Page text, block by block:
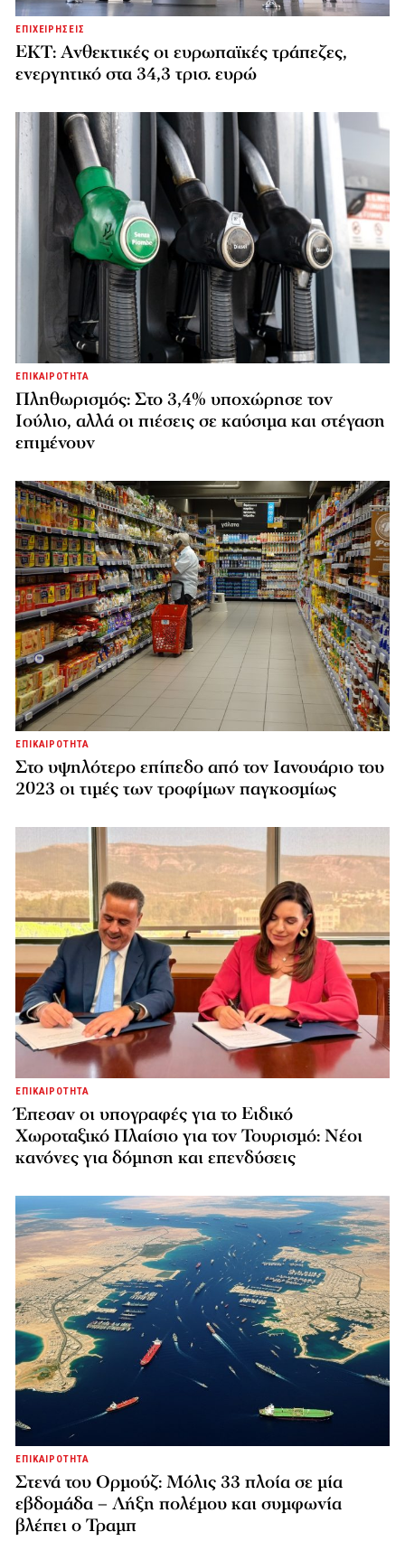
ΕΠΙΧΕΙΡΗΣΕΙΣ
ΕΚΤ: Ανθεκτικές οι ευρωπαϊκές τράπεζες,
ενεργητικό στα 34,3 τρισ. ευρώ
ΕΠΙΚΑΙΡΟΤΗΤΑ
Πληθωρισμός: Στο 3,4% υποχώρησε τον
Ιούλιο, αλλά οι πιέσεις σε καύσιμα και στέγαση
επιμένουν
ΕΠΙΚΑΙΡΟΤΗΤΑ
Στο υψηλότερο επίπεδο από τον Ιανουάριο του
2023 οι τιμές των τροφίμων παγκοσμίως
ΕΠΙΚΑΙΡΟΤΗΤΑ
Έπεσαν οι υπογραφές για το Ειδικό
Χωροταξικό Πλαίσιο για τον Τουρισμό: Νέοι
κανόνες για δόμηση και επενδύσεις
ΕΠΙΚΑΙΡΟΤΗΤΑ
Στενά του Ορμούζ: Μόλις 33 πλοία σε μία
εβδομάδα – Λήξη πολέμου και συμφωνία
βλέπει ο Τραμπ